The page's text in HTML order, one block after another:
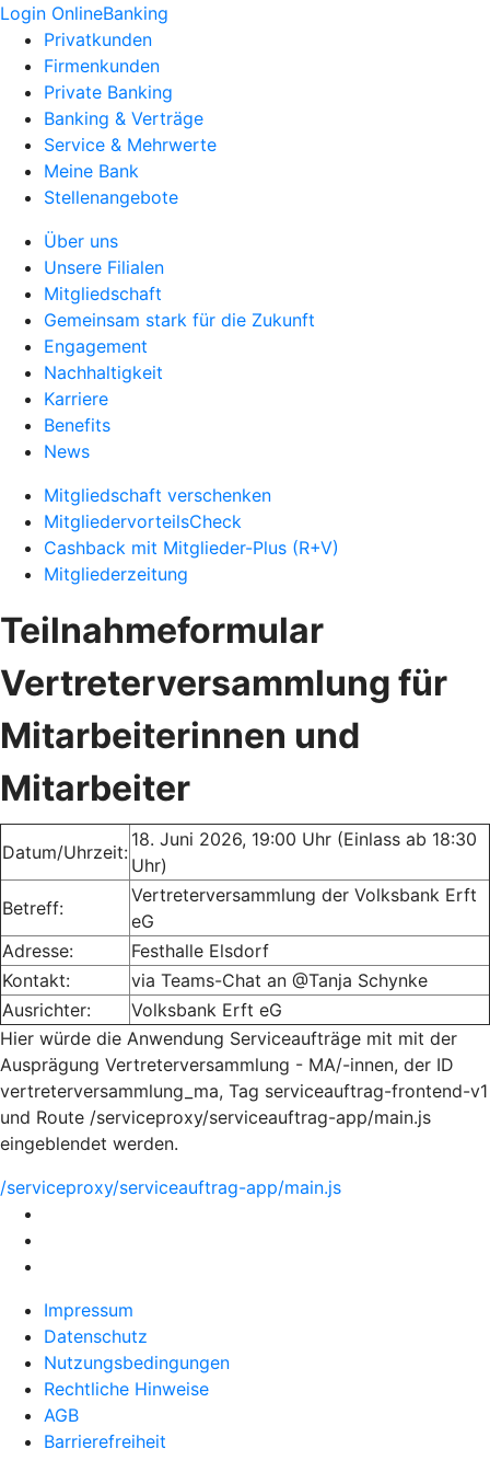
Login OnlineBanking
Privatkunden
Firmenkunden
Private Banking
Banking & Verträge
Service & Mehrwerte
Meine Bank
Stellenangebote
Über uns
Unsere Filialen
Mitgliedschaft
Gemeinsam stark für die Zukunft
Engagement
Nachhaltigkeit
Karriere
Benefits
News
Mitgliedschaft verschenken
MitgliedervorteilsCheck
Cashback mit Mitglieder-Plus (R+V)
Mitgliederzeitung
Teilnahmeformular
Vertreterversammlung für
Mitarbeiterinnen und
Mitarbeiter
Datum/Uhrzeit:
18. Juni 2026, 19:00 Uhr (Einlass ab 18:30
Uhr)
Betreff:
Vertreterversammlung der Volksbank Erft
eG
Adresse:
Festhalle Elsdorf
Kontakt:
via Teams-Chat an @Tanja Schynke
Ausrichter:
Volksbank Erft eG
Hier würde die Anwendung Serviceaufträge mit mit der
Ausprägung Vertreterversammlung - MA/-innen, der ID
vertreterversammlung_ma, Tag serviceauftrag-frontend-v1
und Route /serviceproxy/serviceauftrag-app/main.js
eingeblendet werden.
/serviceproxy/serviceauftrag-app/main.js
Impressum
Datenschutz
Nutzungsbedingungen
Rechtliche Hinweise
AGB
Barrierefreiheit